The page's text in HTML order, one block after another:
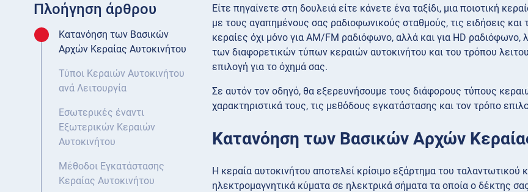
Πλοήγηση άρθρου
Κατανόηση των Βασικών
Αρχών Κεραίας Αυτοκινήτου
Τύποι Κεραιών Αυτοκινήτου
ανά Λειτουργία
Εσωτερικές έναντι
Εξωτερικών Κεραιών
Αυτοκινήτου
Μέθοδοι Εγκατάστασης
Κεραίας Αυτοκινήτου
Είτε πηγαίνετε στη δουλειά είτε κάνετε ένα ταξίδι, μια ποιοτική
με τους αγαπημένους σας ραδιοφωνικούς σταθμούς, τις ειδήσεις
κεραίες όχι μόνο για AM/FM ραδιόφωνο, αλλά και για HD
των διαφορετικών τύπων κεραιών αυτοκινήτου και του τρόπου
επιλογή για το όχημά σας.
Σε αυτόν τον οδηγό, θα εξερευνήσουμε τους διάφορους τύπους
χαρακτηριστικά τους, τις μεθόδους εγκατάστασης και τον τρόπο
Κατανόηση των Βασικών Αρχών
Η κεραία αυτοκινήτου αποτελεί κρίσιμο εξάρτημα του
ηλεκτρομαγνητικά κύματα σε ηλεκτρικά σήματα τα οποία ο δέκτης